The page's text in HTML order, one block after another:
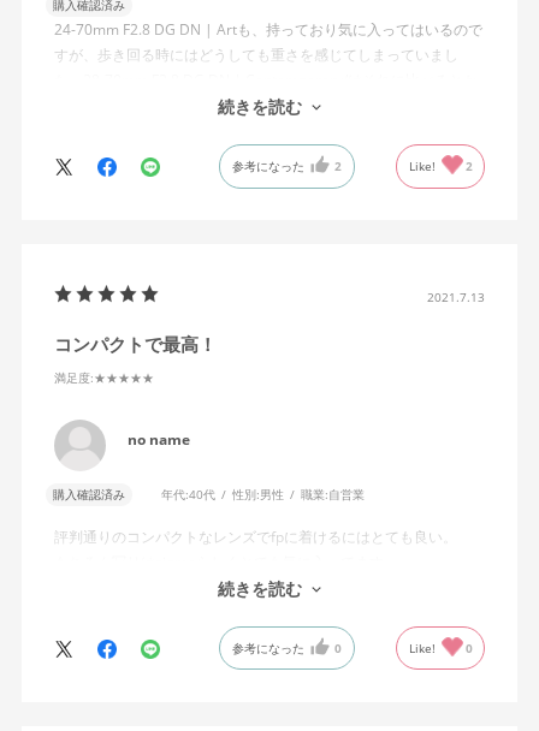
購入確認済み
24-70mm F2.8 DG DN | Artも、持っており気に入ってはいるので
すが、歩き回る時にはどうしても重さを感じてしまっていまし
なり軽く感じますので、歩き回る時にも便利です！
続きを読む
参考になった 2 Like! 2
2021.7.13
コンパクトで最高！
満足度:★★★★★
no name
購入確認済み 年代:40代 性別:男性 職業:自営業
評判通りのコンパクトなレンズでfpに着けるにはとても良い。
ズームダイヤルのトルク感が良く使いやすいレンズです。
続きを読む
参考になった 0 Like! 0